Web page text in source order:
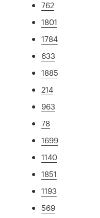
762
1801
1784
633
1885
214
963
78
1699
1140
1851
1193
569